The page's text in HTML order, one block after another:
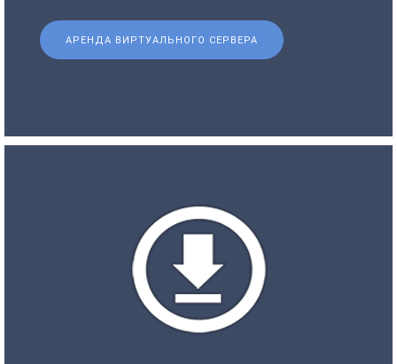
АРЕНДА ВИРТУАЛЬНОГО СЕРВЕРА